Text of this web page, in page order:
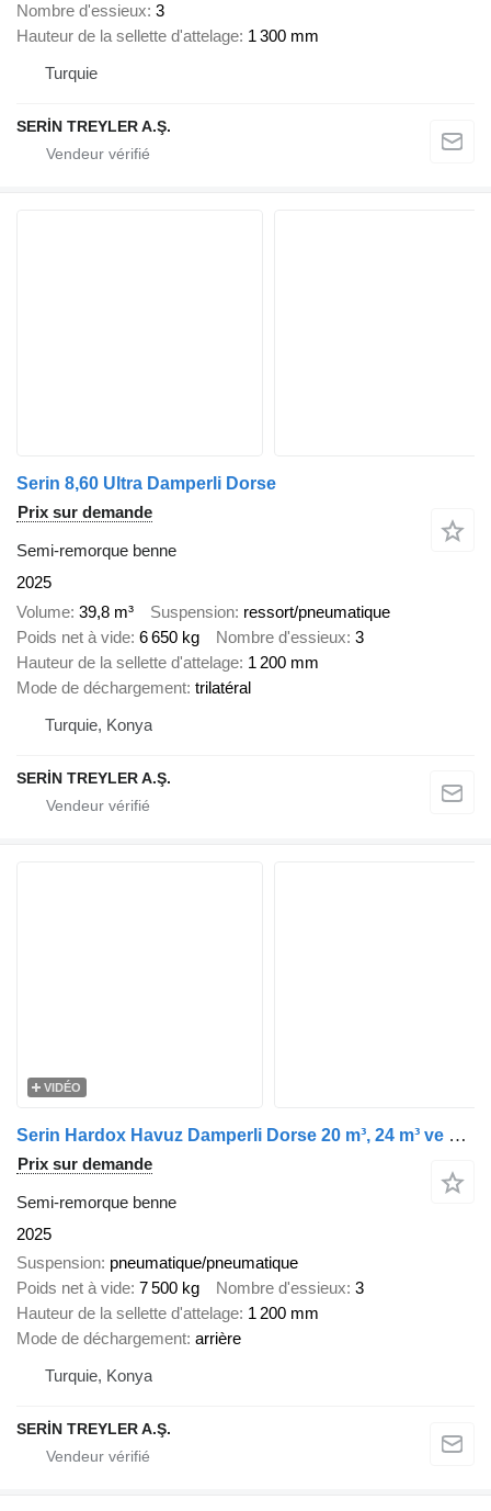
Nombre d'essieux 3
Hauteur de la sellette d'attelage 1 300 mm
Turquie
SERİN TREYLER A.Ş.
Serin 8,60 Ultra Damperli Dorse
Prix sur demande
Semi-remorque benne
2025
Volume 39,8 m³ Suspension ressort/pneumatique
Poids net à vide 6 650 kg Nombre d'essieux 3
Hauteur de la sellette d'attelage 1 200 mm
Mode de déchargement trilatéral
Turquie, Konya
SERİN TREYLER A.Ş.
VIDÉO
Serin Hardox Havuz Damperli Dorse 20 m³, 24 m³ ve 28 m³
Prix sur demande
Semi-remorque benne
2025
Suspension pneumatique/pneumatique
Poids net à vide 7 500 kg Nombre d'essieux 3
Hauteur de la sellette d'attelage 1 200 mm
Mode de déchargement arrière
Turquie, Konya
SERİN TREYLER A.Ş.